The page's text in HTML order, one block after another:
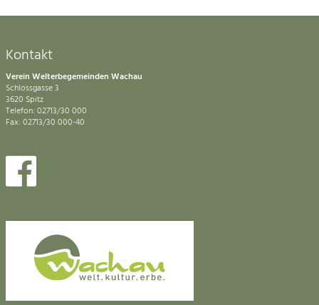
Kontakt
Verein Welterbegemeinden Wachau
Schlossgasse 3
3620 Spitz
Telefon: 02713/30 000
Fax: 02713/30 000-40